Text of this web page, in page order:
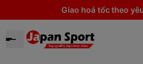
Giao hoả tốc theo